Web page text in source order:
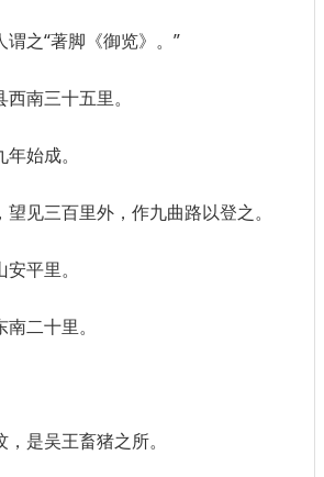
之“著脚《御览》。”
南三十五里。
始成。
见三百里外，作九曲路以登之。
平里。
二十里。
是吴王畜猪之所。